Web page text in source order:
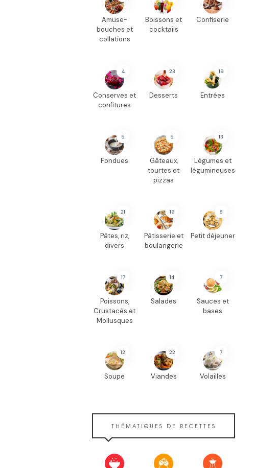
Amuse-
bouches et
collations
Boissons et
cocktails
Confiserie
4
Conserves et
confitures
23
Desserts
19
Entrées
5
Fondues
5
Gâteaux,
tourtes et
pizzas
13
Légumes et
légumineuses
21
Pâtes, riz,
divers
19
Pâtisserie et
boulangerie
8
Petit déjeuner
17
Poissons,
Crustacés et
Mollusques
14
Salades
7
Sauces et
bases
12
Soupe
22
Viandes
7
Volailles
THÉMATIQUES DE RECETTES